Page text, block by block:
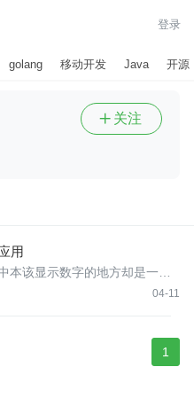
登录
golang 移动开发 Java 开源
 关注
用
04-11
该显示数字的地方却是一片
？或是编写复杂查询时，层层
1